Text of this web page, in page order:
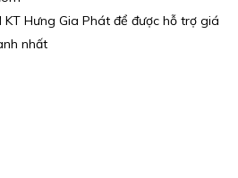
KT Hưng Gia Phát để được hỗ trợ giá
nhất